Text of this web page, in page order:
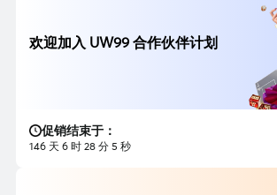
欢迎加入 UW99 合作伙伴计划
促销结束于：
146 天 6 时 28 分 3 秒